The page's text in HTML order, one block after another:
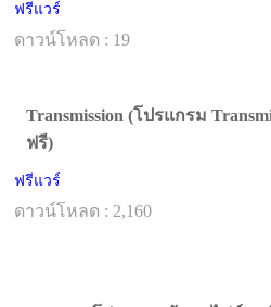
ฟรีแวร์
ดาวน์โหลด : 19
Transmission (โปรแกรม
ฟรี)
ฟรีแวร์
ดาวน์โหลด : 2,160